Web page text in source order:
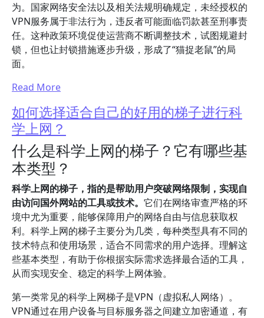
为。国家网络安全法以及相关法规明确规定，未经授权的
VPN服务属于非法行为，违反者可能面临罚款甚至刑事责
任。这种政策环境促使运营商不断调整技术，试图规避封
锁，但也让封锁措施逐步升级，形成了“猫捉老鼠”的局
面。
Read More
如何选择适合自己的好用的梯子进行科
学上网？
什么是科学上网的梯子？它有哪些基
本类型？
科学上网的梯子，指的是帮助用户突破网络限制，实现自
由访问国外网站的工具或技术。 它们在网络审查严格的环
境中尤为重要，能够保障用户的网络自由与信息获取权
利。科学上网的梯子主要分为几类，每种类型具有不同的
技术特点和使用场景，适合不同需求的用户选择。理解这
些基本类型，有助于你根据实际需求选择最合适的工具，
从而实现安全、稳定的科学上网体验。
第一类常见的科学上网梯子是VPN（虚拟私人网络）。
VPN通过在用户设备与目标服务器之间建立加密通道，有